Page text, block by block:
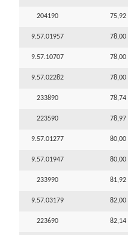
204190 75,92
9.57.01957 78,00
9.57.10707 78,00
9.57.02282 78,00
233890 78,74
223590 78,97
9.57.01277 80,00
9.57.01947 80,00
233990 81,92
9.57.03179 82,00
223690 82,14